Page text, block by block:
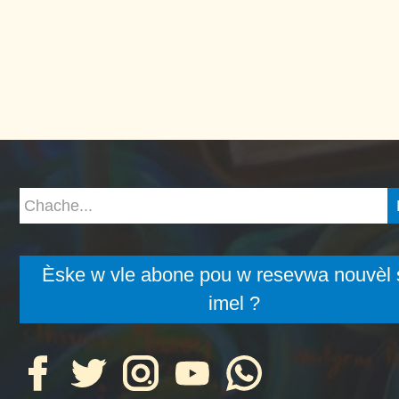
Èske w vle abone pou w resevwa nouvèl
imel ?